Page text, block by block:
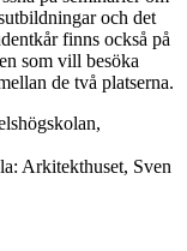
och det
finns också på
som vill besöka
de två platserna.
Arkitekthuset, Sven